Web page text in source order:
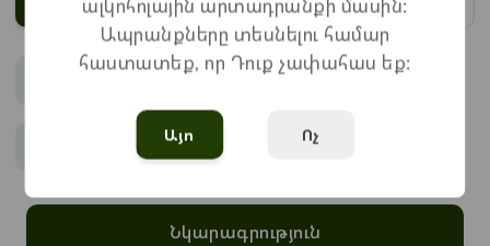
Առաքում
Նկարագրություն
ալկոհոլային արտադրանքի մասին:
Ապրանքները տեսնելու համար
հաստատեք, որ Դուք չափահաս եք:
Այո Ոչ